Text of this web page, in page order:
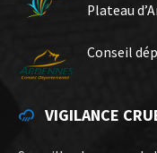
Plateau
Conseil
VIGILANCE